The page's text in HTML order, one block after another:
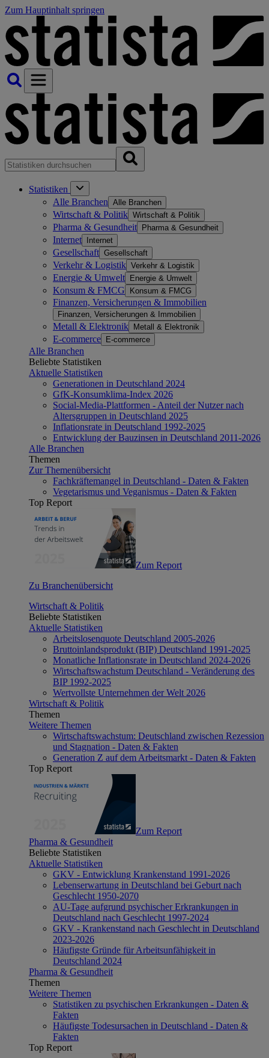
Zum Hauptinhalt springen
Statistiken
Alle Branchen Alle Branchen
Wirtschaft & Politik Wirtschaft & Politik
Pharma & Gesundheit Pharma & Gesundheit
Internet Internet
Gesellschaft Gesellschaft
Verkehr & Logistik Verkehr & Logistik
Energie & Umwelt Energie & Umwelt
Konsum & FMCG Konsum & FMCG
Finanzen, Versicherungen & Immobilien
Finanzen, Versicherungen & Immobilien
Metall & Elektronik Metall & Elektronik
E-commerce E-commerce
Alle Branchen
Beliebte Statistiken
Aktuelle Statistiken
Generationen in Deutschland 2024
GfK-Konsumklima-Index 2026
Social-Media-Plattformen - Anteil der Nutzer nach
Altersgruppen in Deutschland 2025
Inflationsrate in Deutschland 1992-2025
Entwicklung der Bauzinsen in Deutschland 2011-2026
Alle Branchen
Themen
Zur Themenübersicht
Fachkräftemangel in Deutschland - Daten & Fakten
Vegetarismus und Veganismus - Daten & Fakten
Top Report
Zum Report
Zu Branchenübersicht
Wirtschaft & Politik
Beliebte Statistiken
Aktuelle Statistiken
Arbeitslosenquote Deutschland 2005-2026
Bruttoinlandsprodukt (BIP) Deutschland 1991-2025
Monatliche Inflationsrate in Deutschland 2024-2026
Wirtschaftswachstum Deutschland - Veränderung des
BIP 1992-2025
Wertvollste Unternehmen der Welt 2026
Wirtschaft & Politik
Themen
Weitere Themen
Wirtschaftswachstum: Deutschland zwischen Rezession
und Stagnation - Daten & Fakten
Generation Z auf dem Arbeitsmarkt - Daten & Fakten
Top Report
Zum Report
Pharma & Gesundheit
Beliebte Statistiken
Aktuelle Statistiken
GKV - Entwicklung Krankenstand 1991-2026
Lebenserwartung in Deutschland bei Geburt nach
Geschlecht 1950-2070
AU-Tage aufgrund psychischer Erkrankungen in
Deutschland nach Geschlecht 1997-2024
GKV - Krankenstand nach Geschlecht in Deutschland
2023-2026
Häufigste Gründe für Arbeitsunfähigkeit in
Deutschland 2024
Pharma & Gesundheit
Themen
Weitere Themen
Statistiken zu psychischen Erkrankungen - Daten &
Fakten
Häufigste Todesursachen in Deutschland - Daten &
Fakten
Top Report